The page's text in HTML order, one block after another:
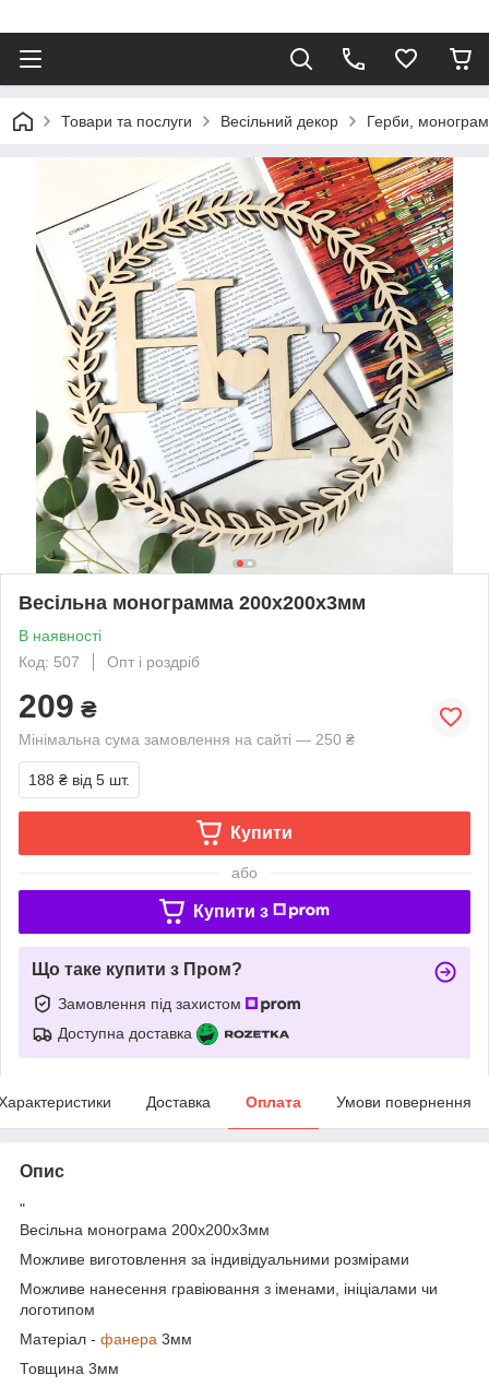
Товари та послуги Весільний декор Герби,
Весільна монограмма 200х200х3мм
В наявності
Код: 507
Опт і роздріб
209 ₴
Мінімальна сума замовлення на сайті — 250 ₴
188 ₴ від 5 шт.
Купити
або
Купити з
Що таке купити з Пром?
Замовлення під захистом
Доступна доставка
Доставка Оплата Умови повернення
Опис
"
Весільна монограма 200х200х3мм
Можливе виготовлення за індивідуальними розмірами
Можливе нанесення гравіювання з іменами, ініціалами чи
логотипом
Матеріал - фанера 3мм
Товщина 3мм